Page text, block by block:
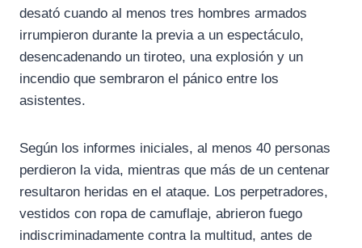
k
m
p
p
desató cuando al menos tres hombres armados
irrumpieron durante la previa a un espectáculo,
desencadenando un tiroteo, una explosión y un
incendio que sembraron el pánico entre los
asistentes.
Según los informes iniciales, al menos 40 personas
perdieron la vida, mientras que más de un centenar
resultaron heridas en el ataque. Los perpetradores,
vestidos con ropa de camuflaje, abrieron fuego
indiscriminadamente contra la multitud, antes de